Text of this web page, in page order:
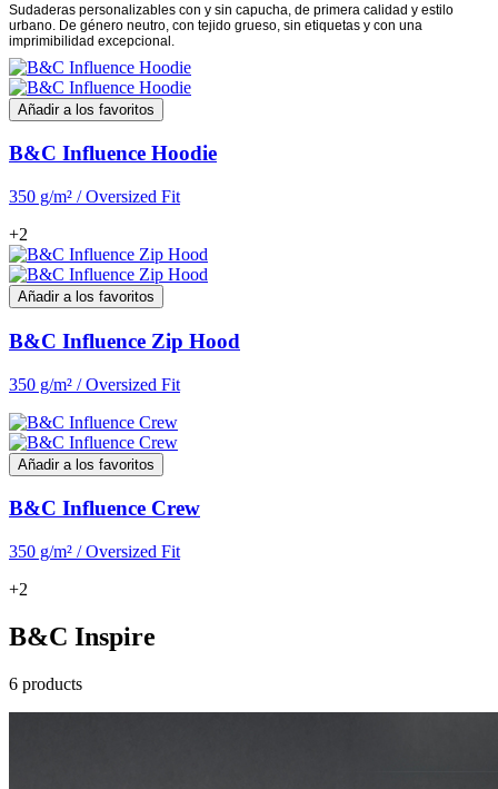
Sudaderas personalizables con y sin capucha, de primera calidad y estilo
urbano. De género neutro, con tejido grueso, sin etiquetas y con una
imprimibilidad excepcional.
Añadir a los favoritos
B&C Influence Hoodie
350 g/m² / Oversized Fit
+2
Añadir a los favoritos
B&C Influence Zip Hood
350 g/m² / Oversized Fit
Añadir a los favoritos
B&C Influence Crew
350 g/m² / Oversized Fit
+2
B&C Inspire
6 products